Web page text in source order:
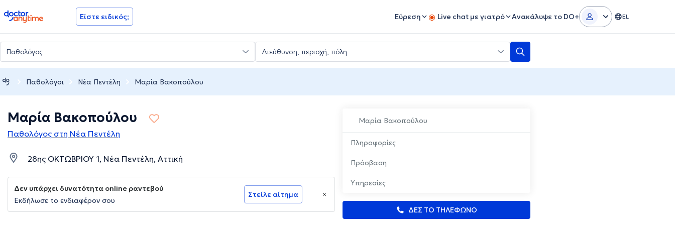
doctoranytime Είστε ειδικός; Εύρεση Live chat με γιατρό Ανακάλυψε το DO+ EL
Παθολόγοι Νέα Πεντέλη Μαρία Βακοπούλου
Μαρία Βακοπούλου
Πληροφορίες
Πρόσβαση
Υπηρεσίες
ΔΕΣ ΤΟ ΤΗΛΕΦΩΝΟ
Μαρία Βακοπούλου
Παθολόγος στη Νέα Πεντέλη
28ης ΟΚΤΩΒΡΙΟΥ 1, Νέα Πεντέλη, Αττική
Δεν υπάρχει δυνατότητα online ραντεβού
Εκδήλωσε το ενδιαφέρον σου
Στείλε αίτημα